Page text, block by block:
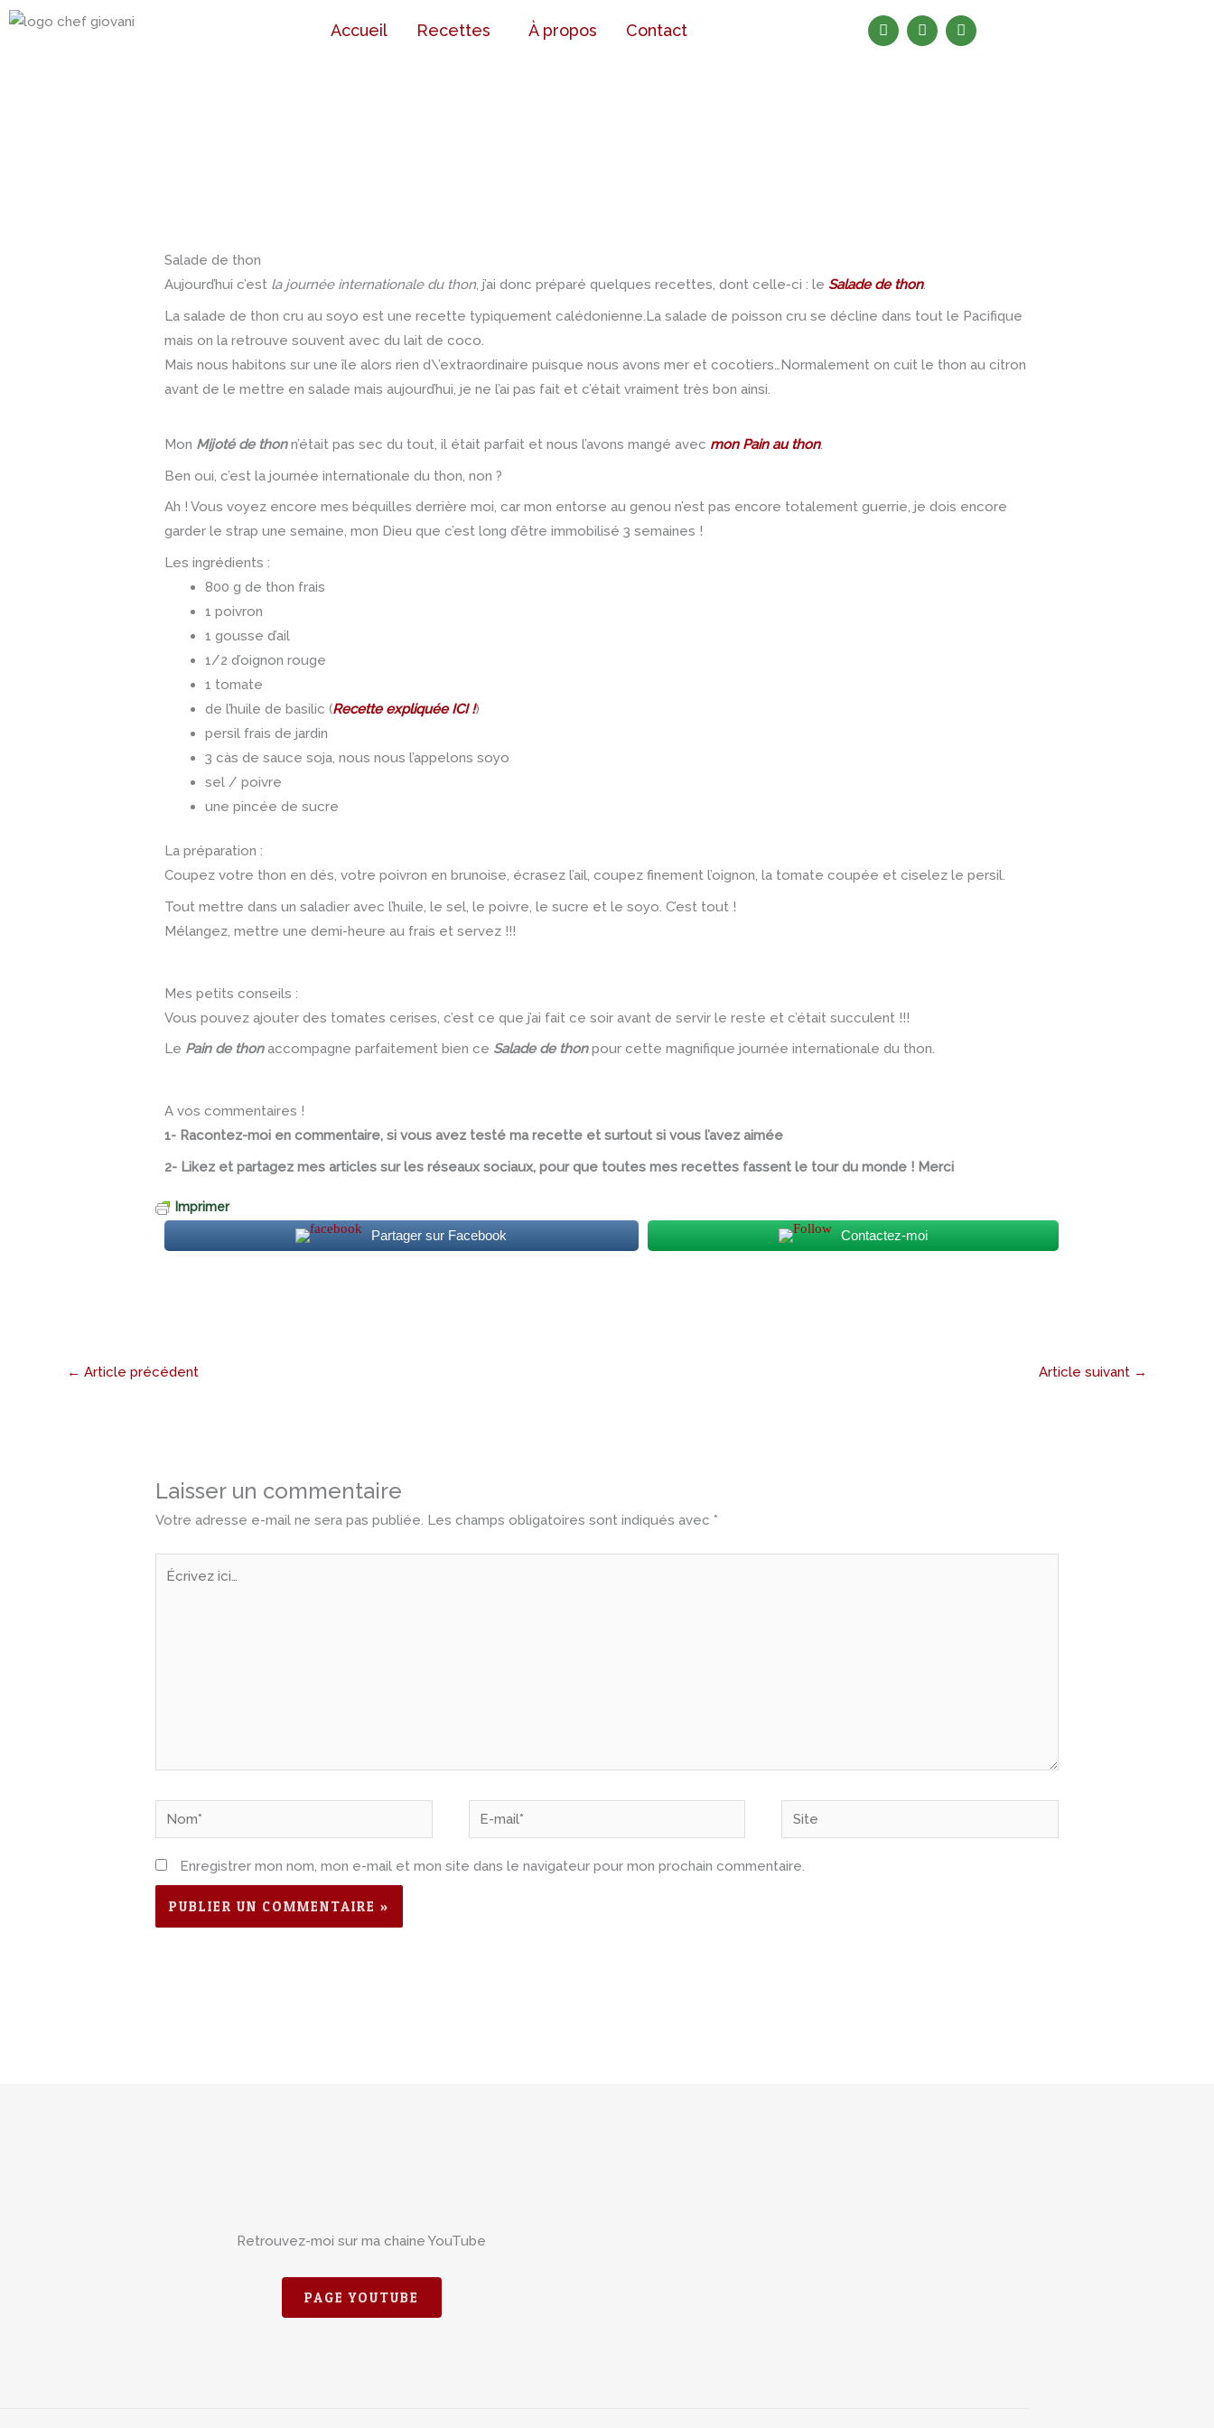
Aller
Accueil Recettes À propos Contact
F
a
c
I
n
s
Y
o
u
Salade de thon
Aujourd’hui c’est la journée internationale du thon, j’ai donc préparé quelques recettes, dont celle-ci : leSalade de thon.
La salade de thon cru au soyo est une recette typiquement calédonienne.La salade de poisson cru se décline dans tout le Pacifique
mais on la retrouve souvent avec du lait de coco.
Mais nous habitons sur une île alors rien d\’extraordinaire puisque nous avons mer et cocotiers…Normalement on cuit le thon au citron
avant de le mettre en salade mais aujourd’hui, je ne l’ai pas fait et c’était vraiment très bon ainsi.
Mon Mijoté de thon n’était pas sec du tout, il était parfait et nous l’avons mangé avec mon Pain au thon.
Ben oui, c’est la journée internationale du thon, non ?
Ah ! Vous voyez encore mes béquilles derrière moi, car mon entorse au genou n’est pas encore totalement guerrie, je dois encore
garder le strap une semaine, mon Dieu que c’est long d’être immobilisé 3 semaines !
Les ingrédients :
800 g de thon frais
1 poivron
1 gousse d’ail
1/2 d’oignon rouge
1 tomate
de l’huile de basilic (Recette expliquée ICI !)
persil frais de jardin
3 càs de sauce soja, nous nous l’appelons soyo
sel / poivre
une pincée de sucre
La préparation :
Coupez votre thon en dés, votre poivron en brunoise, écrasez l’ail, coupez finement l’oignon, la tomate coupée et ciselez le persil.
Tout mettre dans un saladier avec l’huile, le sel, le poivre, le sucre et le soyo. C’est tout !
Mélangez, mettre une demi-heure au frais et servez !!!
Mes petits conseils :
Vous pouvez ajouter des tomates cerises, c’est ce que j’ai fait ce soir avant de servir le reste et c’était succulent !!!
Le Pain de thonaccompagne parfaitement bien ce Salade de thonpour cette magnifique journée internationale du thon.
A vos commentaires !
1- Racontez-moi en commentaire, si vous avez testé ma recette et surtout si vous l’avez aimée
2- Likez et partagez mes articles sur les réseaux sociaux, pour que toutes mes recettes fassent le tour du monde ! Merci
Imprimer
Partager sur Facebook Contactez-moi
← Article précédent Article suivant →
Laisser un commentaire
Votre adresse e-mail ne sera pas publiée. Les champs obligatoires sont indiqués avec *
Écrivez
Nom*
E-
mail*
Site
Enregistrer mon nom, mon e-mail et mon site dans le navigateur pour mon prochain commentaire.
Retrouvez-moi sur ma chaine YouTube
PAGE YOUTUBE